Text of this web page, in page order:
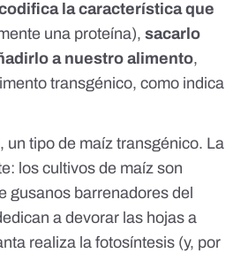
la característica que
una proteína), sacarlo
a nuestro alimento,
transgénico, como indica
, un tipo de maíz transgénico. La
los cultivos de maíz son
gusanos barrenadores del
a devorar las hojas a
realiza la fotosíntesis (y, por